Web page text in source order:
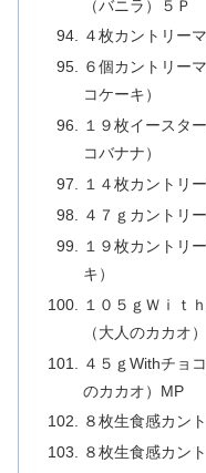
（バニラ）５Ｐ
４枚カントリー
６個カントリー
コケーキ）
１９枚イースタ
コバナナ）
１４枚カントリ
４７ｇカントリ
１９枚カントリ
キ）
１０５ｇＷｉｔ
（大人のカカオ）
４５ｇWithチョ
のカカオ）MP
８枚生食感カン
８枚生食感カン